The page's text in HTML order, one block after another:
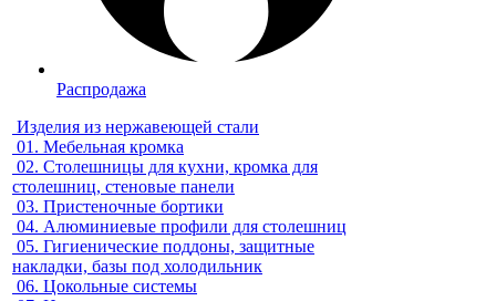
Распродажа
Изделия из нержавеющей стали
01. Мебельная кромка
02. Столешницы для кухни, кромка для
столешниц, стеновые панели
03. Пристеночные бортики
04. Алюминиевые профили для столешниц
05. Гигиенические поддоны, защитные
накладки, базы под холодильник
06. Цокольные системы